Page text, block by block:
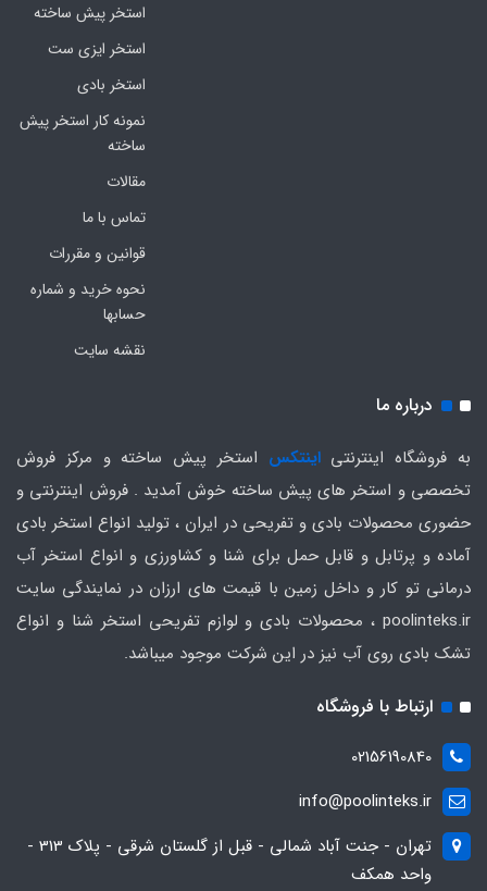
استخر پیش ساخته
استخر ایزی ست
استخر بادی
نمونه کار استخر پیش
ساخته
مقالات
تماس با ما
قوانین و مقررات
نحوه خرید و شماره
حسابها
نقشه سایت
درباره ما
به فروشگاه اینترنتیاینتکس استخر پیش ساخته و مرکز فروش
تخصصی و استخر های پیش ساخته خوش آمدید . فروش اینترنتی و
حضوری محصولات بادی و تفریحی در ایران ، تولید انواع استخر بادی
آماده و پرتابل و قابل حمل برای شنا و کشاورزی و انواع استخر آب
درمانی تو کار و داخل زمین با قیمت های ارزان در نمایندگی سایت
poolinteks.ir ، محصولات بادی و لوازم تفریحی استخر شنا و انواع
تشک بادی روی آب نیز در این شرکت موجود میباشد.
ارتباط با فروشگاه
02156190840
info@poolinteks.ir
تهران - جنت آباد شمالی - قبل از گلستان شرقی - پلاک 313 -
واحد همکف